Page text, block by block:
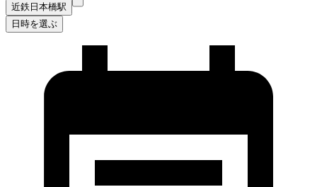
近鉄日本橋駅
日時を選ぶ